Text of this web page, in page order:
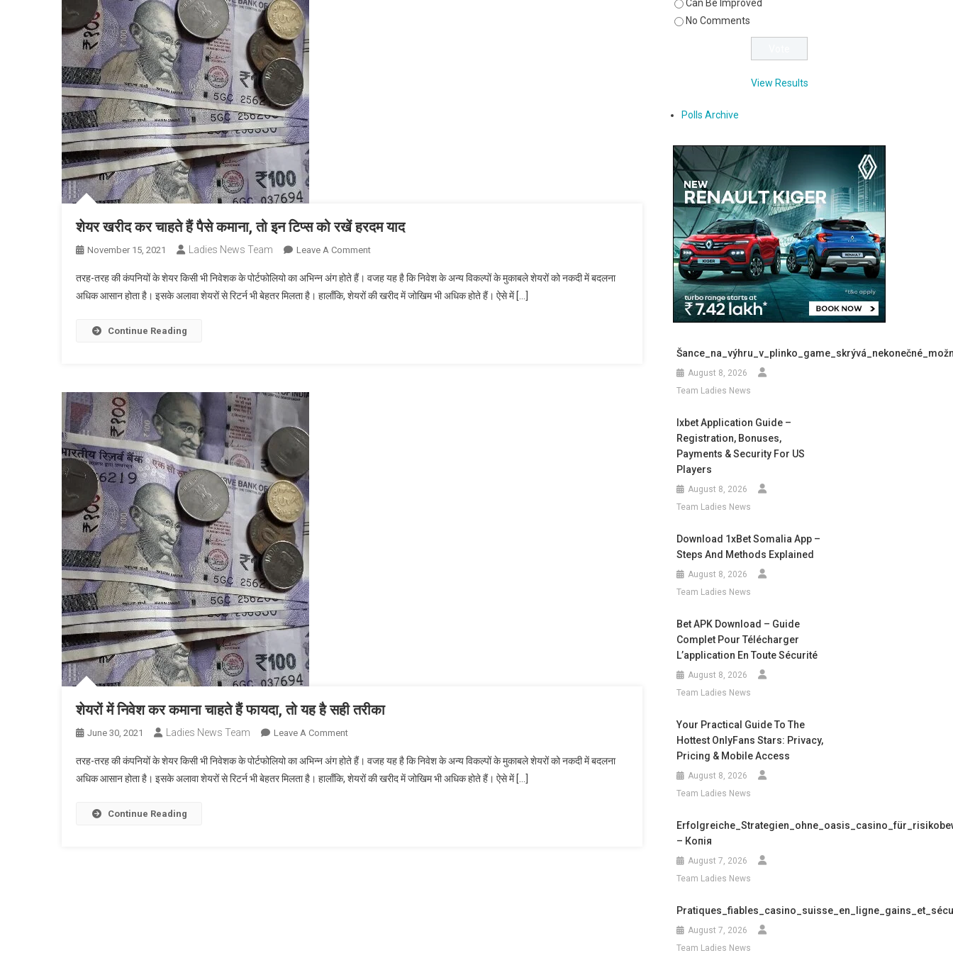
शेयर खरीद कर चाहते हैं पैसे कमाना, तो इन टिप्स को रखें हरदम याद
November 15, 2021 Ladies News Team Leave A CommentOn
खरीद
कर
तरह-तरह की कंपनियों के शेयर किसी भी निवेशक के पोर्टफोलियो का अभिन्न अंग होते हैं। वजह यह है कि निवेश के अन्य विकल्पों के मुकाबले शेयरों को नकदी में बदलना
अधिक आसान होता है। इसके अलावा शेयरों से रिटर्न भी बेहतर मिलता है। हालाँकि, शेयरों की खरीद में जोखिम भी अधिक होते हैं। ऐसे में […]
Continue Reading
शेयरों में निवेश कर कमाना चाहते हैं फायदा, तो यह है सही तरीका
June 30, 2021 Ladies News Team Leave A CommentOn
में
निवेश
तरह-तरह की कंपनियों के शेयर किसी भी निवेशक के पोर्टफोलियो का अभिन्न अंग होते हैं। वजह यह है कि निवेश के अन्य विकल्पों के मुकाबले शेयरों को नकदी में बदलना
अधिक आसान होता है। इसके अलावा शेयरों से रिटर्न भी बेहतर मिलता है। हालाँकि, शेयरों की खरीद में जोखिम भी अधिक होते हैं। ऐसे में […]
Continue Reading
Can Be Improved
No Comments
View Results
Polls Archive
August 8, 2026
Team Ladies News
Ixbet Application Guide –
Registration, Bonuses,
Payments & Security For US
Players
August 8, 2026
Team Ladies News
Download 1xBet Somalia App –
Steps And Methods Explained
August 8, 2026
Team Ladies News
Bet APK Download – Guide
Complet Pour Télécharger
L’application En Toute Sécurité
August 8, 2026
Team Ladies News
Your Practical Guide To The
Hottest OnlyFans Stars: Privacy,
Pricing & Mobile Access
August 8, 2026
Team Ladies News
– Копія
August 7, 2026
Team Ladies News
August 7, 2026
Team Ladies News